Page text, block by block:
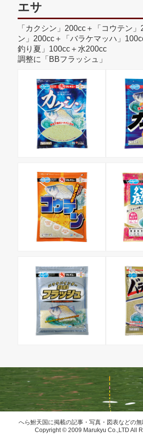
エサ
「カクシン」200cc＋「コウテン
ン」200cc＋「バラケマッハ」
釣り夏」100cc＋水200cc
調整に「BBフラッシュ」
へら鮒天国に掲載の記事・写真・図表などの無
Copyright © 2009 Marukyu Co.,LTD All